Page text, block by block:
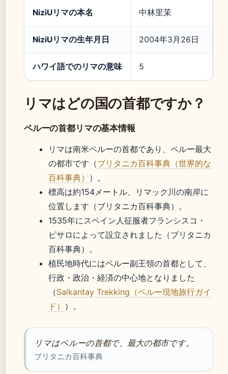
NiziUリマの本名 中林里茉
NiziUリマの生年月日 2004年3月26日
ハワイ語でのリマの意味 5
リマはどの国の首都ですか？
ペルーの首都リマの基本情報
リマは南米ペルーの首都であり、ペルー最大
の都市です（ブリタニカ百科事典（世界的な
百科事典） ）。
標高は約154メートル、リマック川の南岸に
位置します（ブリタニカ百科事典）。
1535年にスペイン人征服者フランシスコ・
ピサロによって設立されました（ブリタニカ
百科事典）。
植民地時代にはペルー副王領の首都として、
行政・政治・経済の中心地となりました
（Salkantay Trekking（ペルー現地旅行ガイ
ド） ）。
リマはペルーの首都で、最大の都市です。
ブリタニカ百科事典